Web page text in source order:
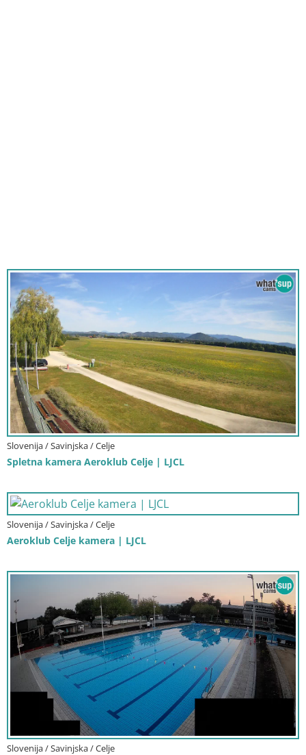
Slovenija / Savinjska / Celje
Spletna kamera Aeroklub Celje | LJCL
Slovenija / Savinjska / Celje
Aeroklub Celje kamera | LJCL
Slovenija / Savinjska / Celje